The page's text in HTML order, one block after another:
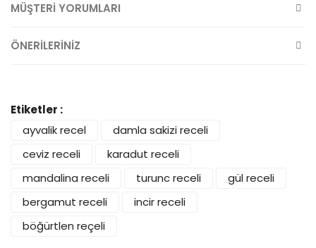
MÜŞTERİ YORUMLARI
ÖNERİLERİNİZ
Etiketler :
ayvalik recel
damla sakizi receli
ceviz receli
karadut receli
mandalina receli
turunc receli
gül receli
bergamut receli
incir receli
böğürtlen reçeli